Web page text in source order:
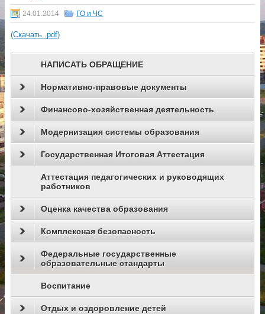
24.01.2014 ГО и ЧС
(Скачать .pdf)
НАПИСАТЬ ОБРАЩЕНИЕ
Нормативно-правовые документы
Финансово-хозяйственная деятельность
Модернизация системы образования
Государственная Итоговая Аттестация
Аттестация педагогических и руководящих
работников
Оценка качества образования
Комплексная безопасность
Федеральные государственные
образовательные стандарты
Воспитание
Отдых и оздоровление детей